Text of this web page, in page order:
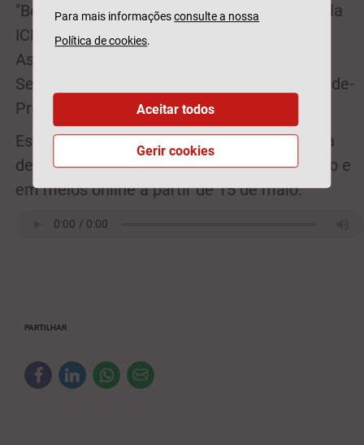
"Best Buy Awards 2017/2018", atribuídos pela
ICERTIAS (International Certification
Association GmbH) enquanto "Marca de
Seguros Nº1 para a Melhor Relação Qualidade-
Preço em Portugal".
Estes prémios dão o mote a uma campanha
de publicidade que estará presente em rádio e
em meios online a partir de 15 de maio.
PARTILHAR
Para mais informaçõesconsulte a nossa
Política de cookies.
Gerir cookies
Aceitar todos